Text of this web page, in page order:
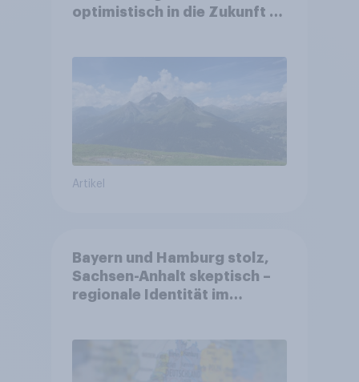
optimistisch in die Zukunft –
Altersvorsorge
Artikel
Bayern und Hamburg stolz,
Sachsen-Anhalt skeptisch –
regionale Identität im